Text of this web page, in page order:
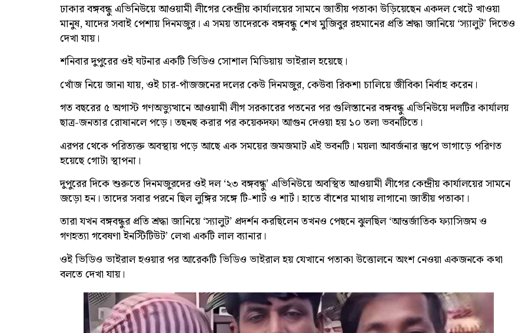
ঢাকার বঙ্গবন্ধু এভিনিউয়ে আওয়ামী লীগের কেন্দ্রীয় কার্যালয়ের সামনে জাতীয় পতাকা উড়িয়েছেন একদল খেটে খাওয়া
মানুষ, যাদের সবাই পেশায় দিনমজুর। এ সময় তাদেরকে বঙ্গবন্ধু শেখ মুজিবুর রহমানের প্রতি শ্রদ্ধা জানিয়ে ‘স্যালুট’ দিতেও
দেখা যায়।
শনিবার দুপুরের ওই ঘটনার একটি ভিডিও সোশাল মিডিয়ায় ভাইরাল হয়েছে।
খোঁজ নিয়ে জানা যায়, ওই চার-পাঁজজনের দলের কেউ দিনমজুর, কেউবা রিকশা চালিয়ে জীবিকা নির্বাহ করেন।
গত বছরের ৫ অগাস্ট গণঅভ্যুত্থানে আওয়ামী লীগ সরকারের পতনের পর গুলিস্তানের বঙ্গবন্ধু এভিনিউয়ে দলটির কার্যালয়
ছাত্র-জনতার রোষানলে পড়ে। তছনছ করার পর কয়েকদফা আগুন দেওয়া হয় ১০ তলা ভবনটিতে।
এরপর থেকে পরিত্যক্ত অবস্থায় পড়ে আছে এক সময়ের জমজমাট এই ভবনটি। ময়লা আবর্জনার স্তুপে ভাগাড়ে পরিণত
হয়েছে গোটা স্থাপনা।
দুপুরের দিকে শুরুতে দিনমজুরদের ওই দল ‘২৩ বঙ্গবন্ধু’ এভিনিউয়ে অবস্থিত আওয়ামী লীগের কেন্দ্রীয় কার্যালয়ের সামনে
জড়ো হন। তাদের সবার পরনে ছিল লুঙ্গির সঙ্গে টি-শার্ট ও শার্ট। হাতে বাঁশের মাথায় লাগানো জাতীয় পতাকা।
তারা যখন বঙ্গবন্ধুর প্রতি শ্রদ্ধা জানিয়ে ‘স্যালুট’ প্রদর্শন করছিলেন তখনও পেছনে ঝুলছিল ‘আন্তর্জাতিক ফ্যাসিজম ও
গণহত্যা গবেষণা ইনস্টিটিউট’ লেখা একটি লাল ব্যানার।
ওই ভিডিও ভাইরাল হওয়ার পর আরেকটি ভিডিও ভাইরাল হয় যেখানে পতাকা উত্তোলনে অংশ নেওয়া একজনকে কথা
বলতে দেখা যায়।